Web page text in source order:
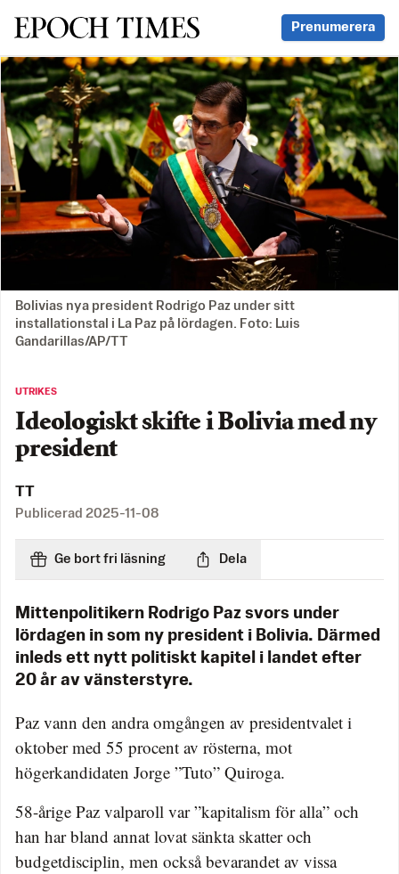
Svenska Epoch Times Prenumerera
Bolivias nya president Rodrigo Paz under sitt
installationstal i La Paz på lördagen. Foto: Luis
Gandarillas/AP/TT
UTRIKES
Ideologiskt skifte i Bolivia med ny
president
TT
Publicerad 2025-11-08
Ge bort fri läsning Dela
Mittenpolitikern Rodrigo Paz svors under
lördagen in som ny president i Bolivia. Därmed
inleds ett nytt politiskt kapitel i landet efter
20 år av vänsterstyre.
Paz vann den andra omgången av presidentvalet i
oktober med 55 procent av rösterna, mot
högerkandidaten Jorge ”Tuto” Quiroga.
58-årige Paz valparoll var ”kapitalism för alla” och
han har bland annat lovat sänkta skatter och
budgetdisciplin, men också bevarandet av vissa